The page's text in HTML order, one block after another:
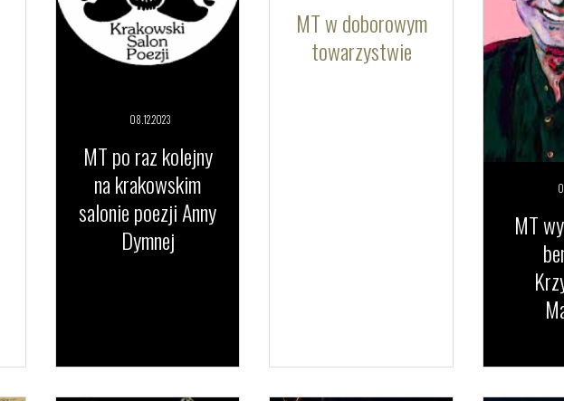
08.12.2023
MT po raz kolejny
na krakowskim
salonie poezji Anny
Dymnej
MT w doborowym
towarzystwie
MT